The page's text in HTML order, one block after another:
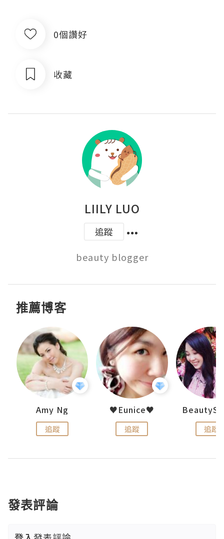
0個讚好
收藏
LIILY LUO
追蹤
beauty blogger
推薦博客
Amy Ng
追蹤
♥Eunice♥
追蹤 追蹤
發表評論